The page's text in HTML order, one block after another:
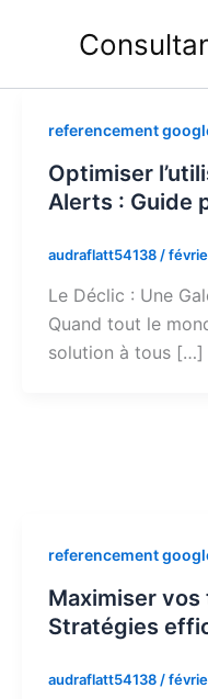
referencement
Optimiser
Alerts : Guide
audraflatt54138 /
Le Déclic : Une
Quand tout le
solution à tous […]
referencement
Maximiser
Stratégies
audraflatt54138 /